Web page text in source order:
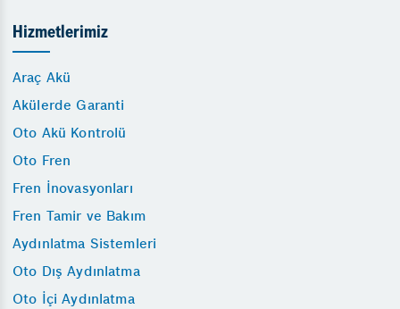
Hizmetlerimiz
Araç Akü
Akülerde Garanti
Oto Akü Kontrolü
Oto Fren
Fren İnovasyonları
Fren Tamir ve Bakım
Aydınlatma Sistemleri
Oto Dış Aydınlatma
Oto İçi Aydınlatma